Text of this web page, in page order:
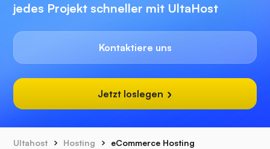
jedes Projekt schneller mit UltaHost
Kontaktiere uns
Jetzt loslegen
Ultahost Hosting eCommerce Hosting